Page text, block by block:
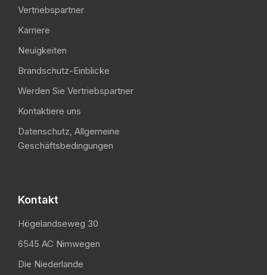
Vertriebspartner
Karriere
Neuigkeiten
Brandschutz-Einblicke
Werden Sie Vertriebspartner
Kontaktiere uns
Datenschutz, Allgemeine
Geschäftsbedingungen
Kontakt
Högelandseweg 30
6545 AC Nimwegen
Die Niederlande